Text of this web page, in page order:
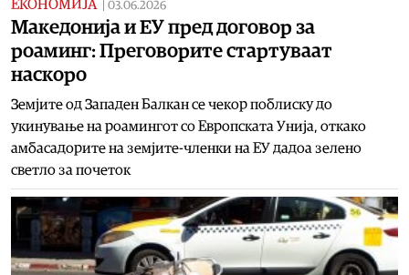
ЕКОНОМИЈА 03.06.2026
Македонија и ЕУ пред договор за
роаминг: Преговорите стартуваат
наскоро
Земјите од Западен Балкан се чекор поблиску до
укинување на роамингот со Европската Унија, откако
амбасадорите на земјите-членки на ЕУ дадоа зелено
светло за почеток